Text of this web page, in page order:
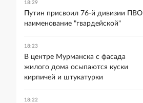
18:29
Путин присвоил 76-й дивизии ПВО
наименование "гвардейской"
18:23
В центре Мурманска с фасада
жилого дома осыпаются куски
кирпичей и штукатурки
18:22